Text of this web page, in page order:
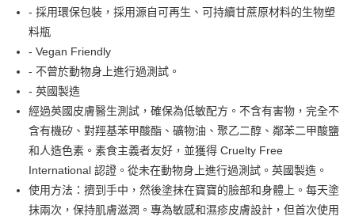
香港配送
每筆HK$55.00，滿HK$800.00或以上免運費
澳門配送
- 採用環保包裝，採用源自可再生、可持續甘蔗原材料的生物塑
料瓶
- Vegan Friendly
- 不曾於動物身上進行過測試。
- 英國製造
經過英國皮膚醫生測試，確保為低敏配方。不含有害物，完全不
含有機矽、對羥基苯甲酸酯、礦物油、聚乙二醇、鄰苯二甲酸鹽
和人造色素。素食主義者友好，並獲得 Cruelty Free
International 認證。從未在動物身上進行過測試。英國製造。
使用方法：擠到手中，然後塗抹在寶寶的臉部和身體上。每天塗
抹兩次，保持肌膚滋潤。專為敏感和濕疹皮膚設計，但首次使用